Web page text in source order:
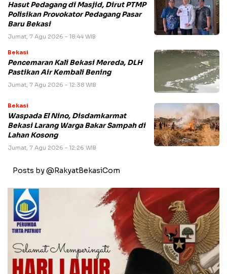
Hasut Pedagang di Masjid, Dirut PTMP
Polisikan Provokator Pedagang Pasar
Baru Bekasi
Jumat, 7 Agu 2026 - 18:44 WIB
Bekasi
Pencemaran Kali Bekasi Mereda, DLH
Pastikan Air Kembali Bening
Jumat, 7 Agu 2026 - 12:38 WIB
Bekasi
Waspada El Nino, Disdamkarmat
Bekasi Larang Warga Bakar Sampah di
Lahan Kosong
Jumat, 7 Agu 2026 - 12:26 WIB
Posts by @RakyatBekasiCom